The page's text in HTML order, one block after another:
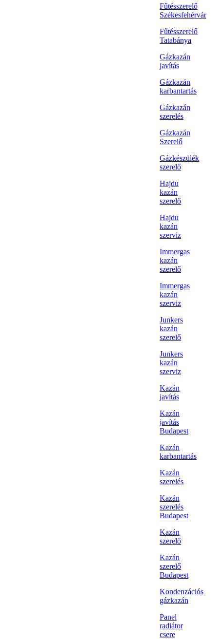
Fűtésszerelő
Székesfehérvár
Fűtésszerelő
Tatabánya
Gázkazán
javítás
Gázkazán
karbantartás
Gázkazán
szerelés
Gázkazán
Szerelő
Gázkészülék
szerelő
Hajdu
kazán
szerelő
Hajdu
kazán
szerviz
Immergas
kazán
szerelő
Immergas
kazán
szerviz
Junkers
kazán
szerelő
Junkers
kazán
szerviz
Kazán
javítás
Kazán
javítás
Budapest
Kazán
karbantartás
Kazán
szerelés
Kazán
szerelés
Budapest
Kazán
szerelő
Kazán
szerelő
Budapest
Kondenzációs
gázkazán
Panel
radiátor
csere